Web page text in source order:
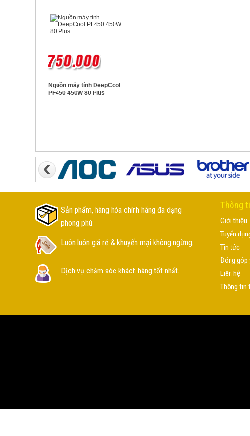
Nguồn máy tính DeepCool
PF450 450W 80 Plus
Sản phẩm, hàng hóa chính hãng đa dạng
phong phú
Luôn luôn giá rẻ & khuyến mại không ngừng.
Dịch vụ chăm sóc khách hàng tốt nhất.
Thông
Giới thiệu
Tuyển
Tin tức
Đóng góp
Liên hệ
Thông tin